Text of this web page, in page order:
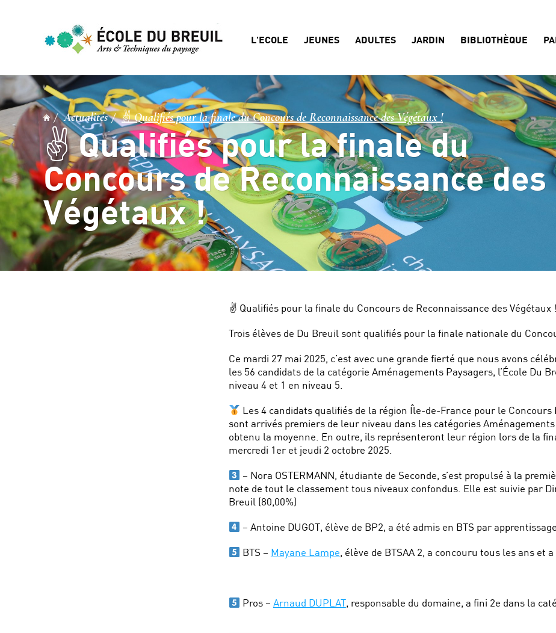
L'ECOLE JEUNES ADULTES JARDIN BIBLIOTHÈQUE
Actualités ✌️ Qualifiés pour la finale du Concours de Reconnaissance des Végétaux !
✌️ Qualifiés pour la finale du
Concours de Reconnaissance des
Végétaux !
✌️ Qualifiés pour la finale du Concours de Reconnaissance des Végétaux !
Trois élèves de Du Breuil sont qualifiés pour la finale nationale du
Ce mardi 27 mai 2025, c’est avec une grande fierté que nous avons
les 56 candidats de la catégorie Aménagements Paysagers, l’École Du
niveau 4 et 1 en niveau 5.
Les 4 candidats qualifiés de la région Île-de-France pour le Concours
sont arrivés premiers de leur niveau dans les catégories
obtenu la moyenne. En outre, ils représenteront leur région lors de la
mercredi 1er et jeudi 2 octobre 2025.
– Nora OSTERMANN, étudiante de Seconde, s’est propulsé à la
note de tout le classement tous niveaux confondus. Elle est suivie par
Breuil (80,00%)
– Antoine DUGOT, élève de BP2, a été admis en BTS par
BTS – Mayane Lampe, élève de BTSAA 2, a concouru tous les ans et
Pros – Arnaud DUPLAT, responsable du domaine, a fini 2e dans la